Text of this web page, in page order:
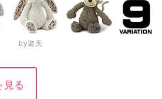
by楽天
見る